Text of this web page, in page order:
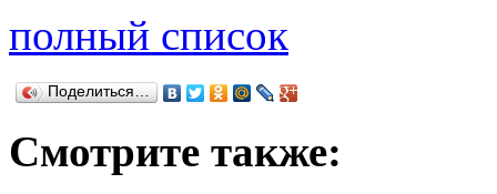
полный список
Поделиться…
Смотрите также: